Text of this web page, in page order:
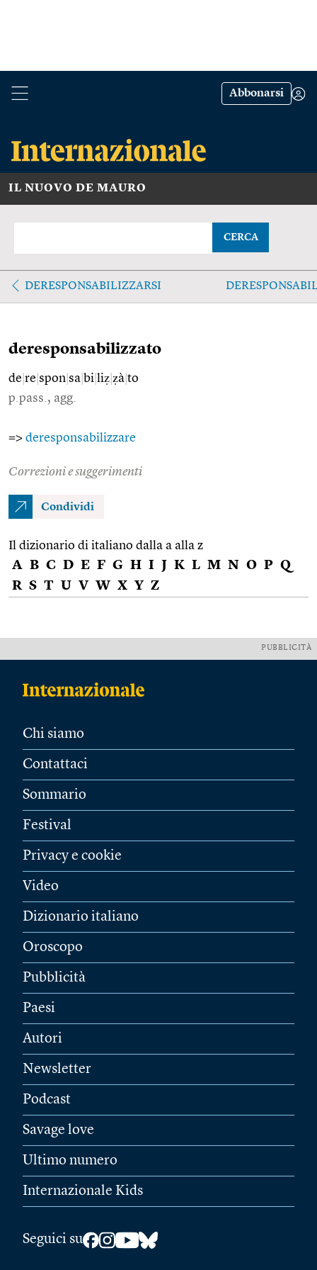
Abbonarsi
IL NUOVO DE MAURO
CERCA
DERESPONSABILIZZARSI
deresponsabilizzato
de re spon sa bi liẓ ẓà to
p.pass., agg.
=> deresponsabilizzare
Correzioni e suggerimenti
Condividi
Il dizionario di italiano dalla a alla z
A B C D E F G H I J K L M N O P Q
R S T U V W X Y Z
PUBBLICITÀ
Chi siamo
Contattaci
Sommario
Festival
Privacy e cookie
Video
Dizionario italiano
Oroscopo
Pubblicità
Paesi
Autori
Newsletter
Podcast
Savage love
Ultimo numero
Internazionale Kids
Seguici su